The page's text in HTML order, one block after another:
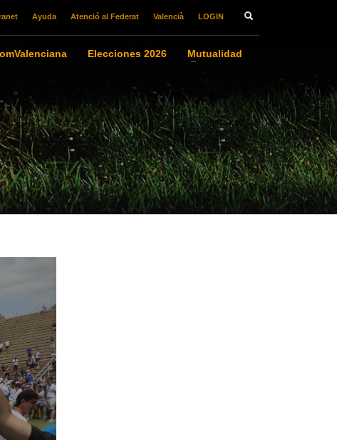
Ayuda Atenció al Federat Valencià LOGIN
Elecciones 2026
Mutualidad